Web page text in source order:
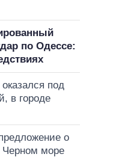
по Одессе:
под
в городе
о
Черном море